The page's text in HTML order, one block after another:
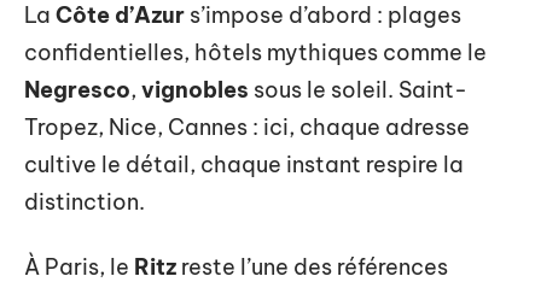
La Côte d’Azur s’impose d’abord : plages
confidentielles, hôtels mythiques comme le
Negresco, vignobles sous le soleil. Saint-
Tropez, Nice, Cannes : ici, chaque adresse
cultive le détail, chaque instant respire la
distinction.
À Paris, le Ritz reste l’une des références